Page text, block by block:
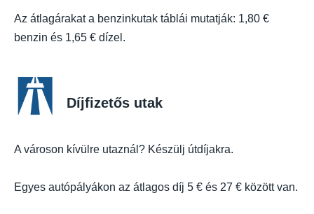
Az átlagárakat a benzinkutak táblái mutatják: 1,80 €
benzin és 1,65 € dízel.
Díjfizetős utak
A városon kívülre utaznál? Készülj útdíjakra.
Egyes autópályákon az átlagos díj 5 € és 27 € között van.